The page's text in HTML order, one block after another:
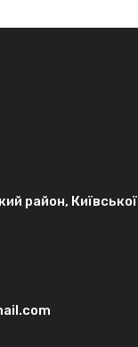
район, Київської